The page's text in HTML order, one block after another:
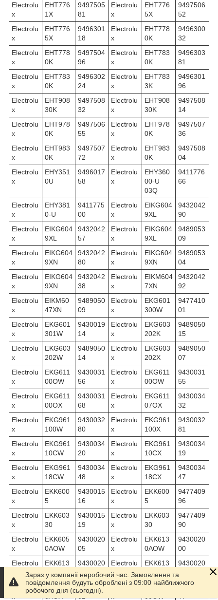
Electrolu
x
EHT776
1X
9497505
81
Electrolu
x
EHT776
5X
9497506
52
Electrolu
x
EHT776
5X
9496301
18
Electrolu
x
EHT778
0K
9496300
32
Electrolu
x
EHT778
0K
9497504
96
Electrolu
x
EHT783
0K
9496303
81
Electrolu
x
EHT783
0K
9496302
24
Electrolu
x
EHT783
3K
9496301
96
Electrolu
x
EHT908
30K
9497508
32
Electrolu
x
EHT908
30K
9497508
14
Electrolu
x
EHT978
0K
9497506
55
Electrolu
x
EHT978
0K
9497507
36
Electrolu
x
EHT983
0K
9497507
72
Electrolu
x
EHT983
0K
9497508
04
Electrolu
x
EHY351
0U
9496017
58
Electrolu
x
EHY360
00-U
03Q
9411776
66
Electrolu
x
EHY381
0-U
9411775
00
Electrolu
x
EIKG604
9XL
9432042
90
Electrolu
x
EIKG604
9XL
9432042
57
Electrolu
x
EIKG604
9XL
9489053
09
Electrolu
x
EIKG604
9XN
9432042
80
Electrolu
x
EIKG604
9XN
9489053
04
Electrolu
x
EIKG604
9XN
9432042
38
Electrolu
x
EIKM604
7XN
9432042
92
Electrolu
x
EIKM60
47XN
9489050
09
Electrolu
x
EKG601
300W
9477410
01
Electrolu
x
EKG601
301W
9430019
14
Electrolu
x
EKG603
202K
9489050
15
Electrolu
x
EKG603
202W
9489050
14
Electrolu
x
EKG603
202X
9489050
07
Electrolu
x
EKG611
00OW
9430031
56
Electrolu
x
EKG611
00OW
9430031
55
Electrolu
x
EKG611
00OX
9430031
68
Electrolu
x
EKG611
07OX
9430034
32
Electrolu
x
EKG961
100W
9430032
80
Electrolu
x
EKG961
100X
9430032
81
Electrolu
x
EKG961
10CW
9430034
20
Electrolu
x
EKG961
10CX
9430034
19
Electrolu
x
EKG961
18CW
9430034
48
Electrolu
x
EKG961
18CX
9430034
47
Electrolu
x
EKK600
5
9430015
16
Electrolu
x
EKK600
5
9477409
96
Electrolu
x
EKK603
30
9430015
19
Electrolu
x
EKK603
30
9477409
90
Electrolu
x
EKK605
0AOW
9430020
05
Electrolu
x
EKK613
0AOW
9430020
00
Electrolu
EKK613
0AOW
9430020
25
Electrolu
x
EKK613
0AOX
9430020
Electrolu
EKK613
0AOX
9430020
Electrolu
EKK615
9430043
Зараз у компанії неробочий час. Замовлення та
повідомлення будуть оброблені з 09:00 найближчого
робочого дня (сьогодні).